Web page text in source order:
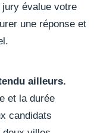
jury évalue votre
une réponse et
ailleurs.
et la durée
candidats